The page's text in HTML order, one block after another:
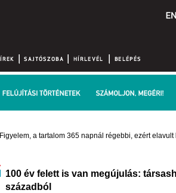
Figyelem, a tartalom 365 napnál régebbi, ezért elavult
100 év felett is van megújulás:
századból